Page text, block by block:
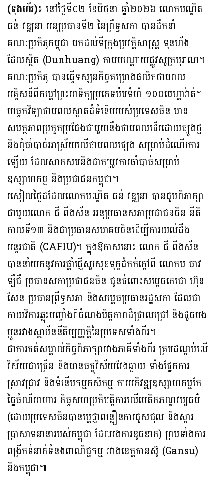
(ទុងហ័រ)៖ នៅថ្ងៃទី០២ ខែមិថុនា ឆ្នាំ២០២៦ លោកបណ្ឌិត
ធន់ វឌ្ឍនា អនុប្រធានទី២ នៃព្រឹទ្ធសភា បានដឹកនាំ
គណៈប្រតិភូកម្ពុជា មកដល់ទីក្រុងប្រវត្តិសាស្ត្រ ទុនហ័ង
ដែលស្ថិត (Dunhuang) តាមបណ្តោយផ្លូវសូត្របុរាណ។
គណៈប្រតិភូ បានធ្វើទស្សនកិច្ចគម្រោងផលិតថាមពល
អគ្គិសនីពីកម្ដៅព្រះអាទិត្យប្រភេទប៉មទំហំ ១០០មេហ្គាវ៉ាត់។
បច្ចេកវិទ្យាថាមពលស្អាតដ៏ទំនើបរបស់ប្រទេសចិន មាន
សមត្ថភាពប្រកួតប្រជែងជាមួយនឹងថាមពលដើរដោយធ្យូងថ្ម
និងពុំចាំបាច់អាស្រ័យលើថាមពលផ្សេង សម្រាប់ដំណើរការ
ឡើយ ដែលសាកសមនិងជាតម្រូវការចាំបាច់សម្រាប់
ឧស្សាហកម្ម និងប្រជាជនកម្ពុជា។
រសៀលថ្ងៃដដែលលោកបណ្ឌិត ធន់ វឌ្ឍនា បានជួបពិភាក្សា
ជាមួយលោក ជី ពីងស័ន អនុប្រធានសភាប្រជាជនចិន នីតិ
កាលទី១៣ និងជាប្រធានសមាគមចិនដើម្បីការយល់ដឹង
អន្តរជាតិ (CAFIU)។ ក្នុងឱកាសនោះ លោក ជី ពីងស័ន
បាននាំយកនូវការផ្តាំផ្ញើសួរសុខទុក្ខដ៏កក់ក្តៅពី លោកម ចាវ
ឡឺជឺ ប្រធានសភាប្រជាជនចិន ជូនចំពោះសម្តេចតេជោ ហ៊ុន
សែន ប្រធានព្រឹទ្ធសភា និងសម្តេចប្រធានរដ្ឋសភា ដែលជា
កាយវិការឆ្លុះបញ្ចាំងពីចំណងមិត្តភាពដ៏ជ្រាលជ្រៅ និងដូចបង
ប្អូនរវាងស្ថាប័ននីតិប្បញ្ញត្តិនៃប្រទេសទាំងពីរ។
ជាការកត់សម្គាល់កិច្ចពិភាក្សារវាងភាគីទាំងពីរ គ្របដណ្តប់លើ
វិស័យជាច្រើន និងមានចក្ខុវិស័យវែងឆ្ងាយ ទាំងផ្នែកការ
ស្រាវជ្រាវ និងទំនើបកម្មកសិកម្ម ការអភិវឌ្ឍឧស្សាហកម្មកែ
ច្នៃចំណីអាហារ កិច្ចសហប្រតិបត្តិការលើបេតិកភណ្ឌវប្បធម៌
(ដោយប្រទេសចិនបានប្តេជ្ញាពន្លឿនការជួសជុល និងស្តារ
ប្រាសាទនានារបស់កម្ពុជា ដែលរងការខូចខាត) ព្រមទាំងការ
ពង្រីកទំនាក់ទំនងពាណិជ្ជកម្ម រវាងខេត្តកានស៊ូ (Gansu)
និងកម្ពុជា៕